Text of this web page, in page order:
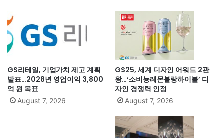
GS리테일, 기업가치 제고 계획
발표…2028년 영업이익 3,800
억 원 목표
August 7, 2026
GS25, 세계 디자인 어워드 2관
왕…‘소비뇽레몬블랑하이볼’ 디
자인 경쟁력 인정
August 7, 2026